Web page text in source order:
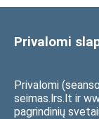
Privalomi
Privalomi
seimas.lrs.lt ir
pagrindinių